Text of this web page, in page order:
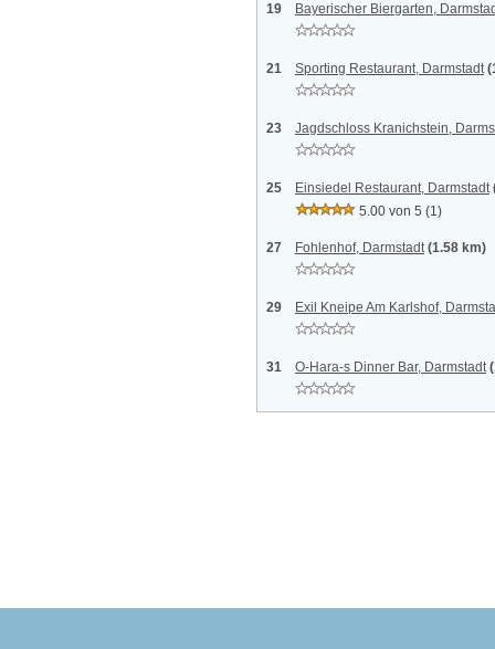
19 Bayerischer Biergarten,
21 Sporting Restaurant, Darmstadt
23 Jagdschloss Kranichstein,
25 Einsiedel Restaurant, Darmstadt
5.00 von 5 (1)
27 Fohlenhof, Darmstadt (1.58 km)
29 Exil Kneipe Am Karlshof,
31 O-Hara-s Dinner Bar, Darmstadt